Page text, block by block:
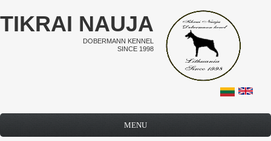
Skip to main content
TIKRAI NAUJA
DOBERMANN KENNEL
SINCE 1998
MENU